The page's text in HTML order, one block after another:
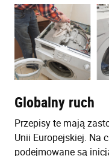
Globalny ruch
Przepisy te mają
Unii Europejskiej. Na
podejmowane są